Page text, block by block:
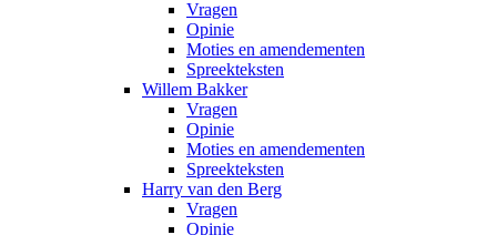
Vragen
Opinie
Moties en amendementen
Spreekteksten
Willem Bakker
Vragen
Opinie
Moties en amendementen
Spreekteksten
Harry van den Berg
Vragen
Opinie